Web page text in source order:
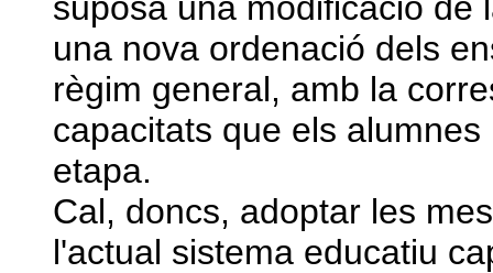
una nova ordenació dels
règim general, amb la
capacitats que els
etapa.
Cal, doncs, adoptar les
l'actual sistema educatiu